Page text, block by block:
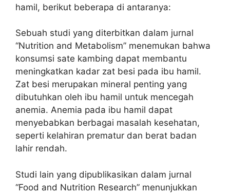
hamil, berikut beberapa di antaranya:
Sebuah studi yang diterbitkan dalam jurnal
“Nutrition and Metabolism” menemukan bahwa
konsumsi sate kambing dapat membantu
meningkatkan kadar zat besi pada ibu hamil.
Zat besi merupakan mineral penting yang
dibutuhkan oleh ibu hamil untuk mencegah
anemia. Anemia pada ibu hamil dapat
menyebabkan berbagai masalah kesehatan,
seperti kelahiran prematur dan berat badan
lahir rendah.
Studi lain yang dipublikasikan dalam jurnal
“Food and Nutrition Research” menunjukkan